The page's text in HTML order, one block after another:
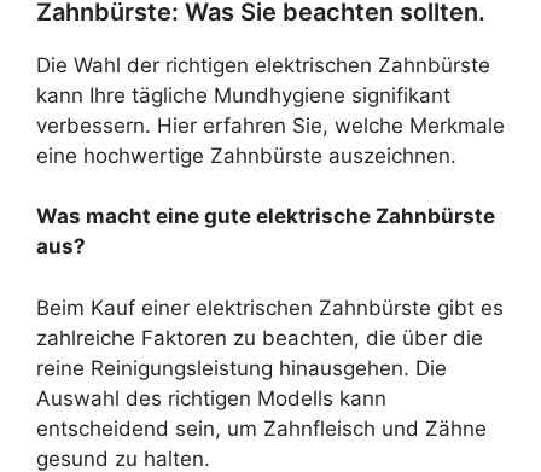
Zahnbürste: Was Sie beachten sollten.
Die Wahl der richtigen elektrischen Zahnbürste
kann Ihre tägliche Mundhygiene signifikant
verbessern. Hier erfahren Sie, welche Merkmale
eine hochwertige Zahnbürste auszeichnen.
Was macht eine gute elektrische Zahnbürste
aus?
Beim Kauf einer elektrischen Zahnbürste gibt es
zahlreiche Faktoren zu beachten, die über die
reine Reinigungsleistung hinausgehen. Die
Auswahl des richtigen Modells kann
entscheidend sein, um Zahnfleisch und Zähne
gesund zu halten.